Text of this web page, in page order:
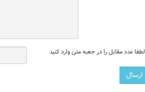
لطفا عدد مقابل را در جعبه متن وارد کنید